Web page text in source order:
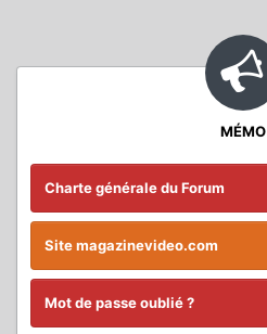
MÉMO
Charte générale du Forum
Site magazinevideo.com
Mot de passe oublié ?